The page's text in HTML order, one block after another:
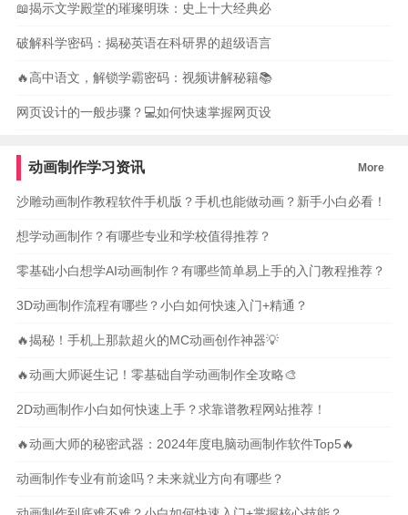
📖揭示文学殿堂的璀璨明珠：史上十大经典必
破解科学密码：揭秘英语在科研界的超级语言
🔥高中语文，解锁学霸密码：视频讲解秘籍📚
网页设计的一般步骤？💻如何快速掌握网页设
动画制作学习资讯 More
沙雕动画制作教程软件手机版？手机也能做动画？新手小白必看！
想学动画制作？有哪些专业和学校值得推荐？
零基础小白想学AI动画制作？有哪些简单易上手的入门教程推荐？
3D动画制作流程有哪些？小白如何快速入门+精通？
🔥揭秘！手机上那款超火的MC动画创作神器💡
🔥动画大师诞生记！零基础自学动画制作全攻略🎨
2D动画制作小白如何快速上手？求靠谱教程网站推荐！
🔥动画大师的秘密武器：2024年度电脑动画制作软件Top5🔥
动画制作专业有前途吗？未来就业方向有哪些？